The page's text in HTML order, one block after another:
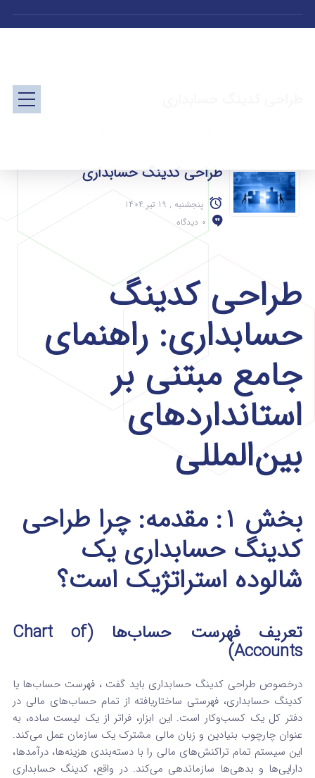
طراحی کدینگ حسابداری
پنجشنبه , 19 تیر 1404
0 دیدگاه
طراحی کدینگ
حسابداری: راهنمای
جامع مبتنی بر
استانداردهای
بین‌المللی
بخش ۱: مقدمه: چرا طراحی
کدینگ حسابداری یک
شالوده استراتژیک است؟
تعریف فهرست حساب‌ها (Chart of
Accounts)
درخصوص طراحی کدینگ حسابداری باید گفت ، فهرست حساب‌ها یا
کدینگ حسابداری، فهرستی ساختاریافته از تمام حساب‌های مالی در
دفتر کل یک کسب‌وکار است. این ابزار، فراتر از یک لیست ساده، به
عنوان چارچوب بنیادین و زبان مالی مشترک یک سازمان عمل می‌کند.
این سیستم تمام تراکنش‌های مالی را با دسته‌بندی هزینه‌ها، درآمدها،
دارایی‌ها و بدهی‌ها سازماندهی می‌کند.در واقع، کدینگ حسابداری